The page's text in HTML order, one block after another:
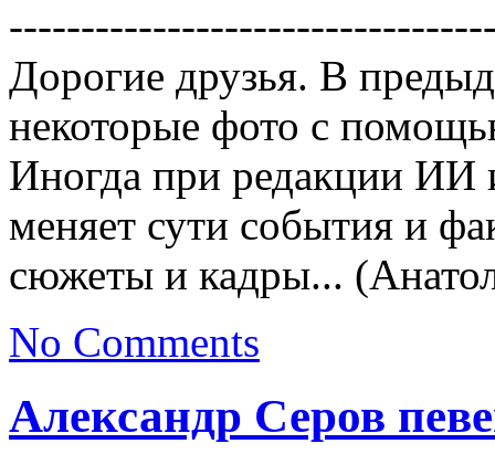
Дорогие друзья. В
некоторые фото с
Иногда при редакции ИИ
меняет сути события и
сюжеты и кадры...
No Comments
Александр Серов